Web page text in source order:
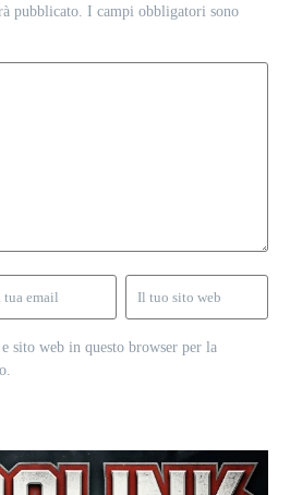
pubblicato. I campi obbligatori sono
sito web in questo browser per la